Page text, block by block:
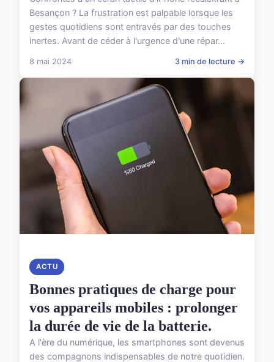
Besançon ? La frustration est palpable lorsque les
gestes quotidiens sont entravés par des touches
inertes. Avant de céder à l'urgence d'une répar...
8 mai 2024 3 min de lecture →
ACTU
Bonnes pratiques de charge pour
vos appareils mobiles : prolonger
la durée de vie de la batterie.
A l'ère du numérique, les smartphones sont devenus
des compagnons indispensables de notre quotidien.